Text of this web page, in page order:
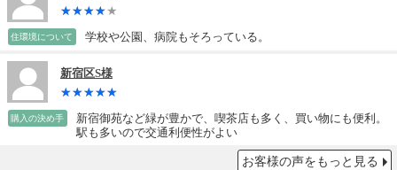
住環境について 学校や公園、病院もそろっている。
新宿区S様
購入の決め手
新宿御苑など緑が豊かで、喫茶店も多く、買い物にも便利。
駅も多いので交通利便性がよい
お客様の声をもっと見る